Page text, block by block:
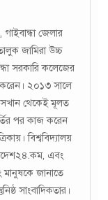
গাইবান্ধা জেলার
জামিরা উচ্চ
সরকারি কলেজের
২০১৩ সালে
সেখান থেকেই মূলত
পর কাজ করেন
বিশ্ববিদ্যালয়
এবং
জানাতে
সাংবাদিকতার।